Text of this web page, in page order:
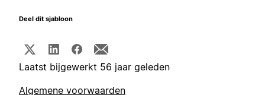
Deel dit sjabloon
Laatst bijgewerkt 56 jaar geleden
Algemene voorwaarden